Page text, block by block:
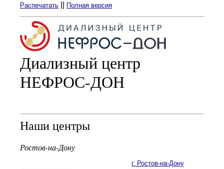
Распечатать Полная версия
Диализный центр
НЕФРОС-ДОН
Наши центры
Ростов-на-Дону
г. Ростов-на-Дону